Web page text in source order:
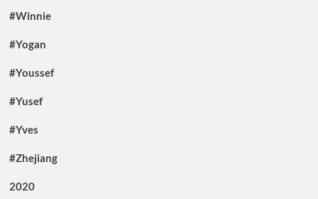
#Winnie
#Yogan
#Youssef
#Yusef
#Yves
#Zhejiang
2020